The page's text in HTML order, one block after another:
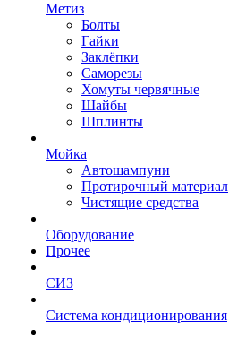
Метиз
Болты
Гайки
Заклёпки
Саморезы
Хомуты червячные
Шайбы
Шплинты
Мойка
Автошампуни
Протирочный материал
Чистящие средства
Оборудование
Прочее
СИЗ
Система кондиционирования